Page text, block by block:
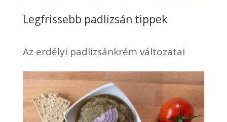
Legfrissebb padlizsán tippek
Az erdélyi padlizsánkrém változatai